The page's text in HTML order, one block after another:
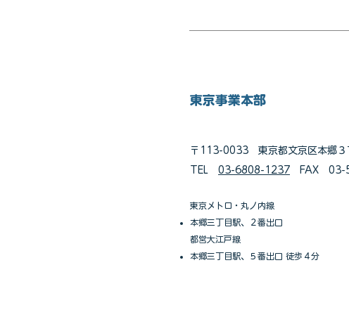
東京事業本部
〒113-0033 東京都文京区本郷
TEL 03-6808-1237 FAX 03-
東京メトロ・丸ノ内線
本郷三丁目駅、２番出口
都営大江戸線
本郷三丁目駅、５番出口 徒歩４分